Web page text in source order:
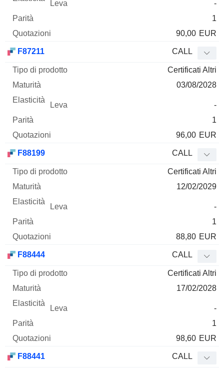
-
1
90,00 EUR
F87211 CALL
Certificati Altri
03/08/2028
-
1
96,00 EUR
F88199 CALL
Certificati Altri
12/02/2029
-
1
88,80 EUR
F88444 CALL
Certificati Altri
17/02/2028
-
1
98,60 EUR
F88441 CALL